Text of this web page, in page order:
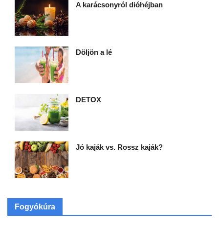
A karácsonyról dióhéjban
Döljön a lé
DETOX
Jó kaják vs. Rossz kaják?
Fogyókúra